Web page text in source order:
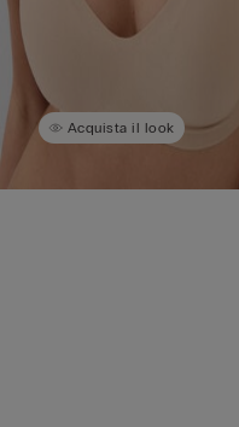
Acquista il look